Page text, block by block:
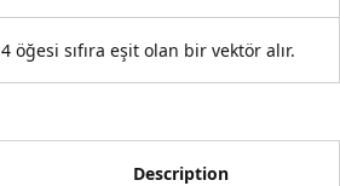
4 öğesi sıfıra eşit olan bir vektör alır.
Description